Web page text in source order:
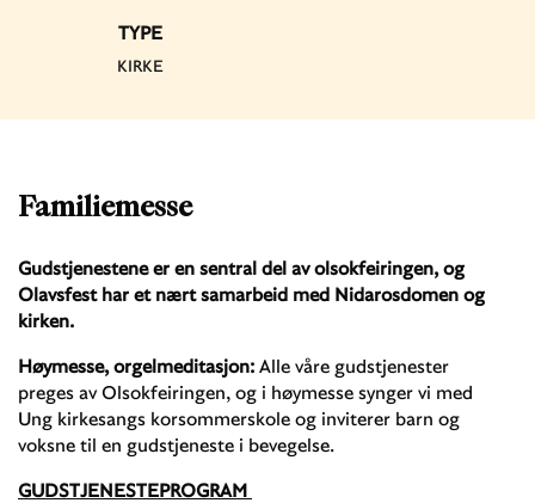
Familiemesse
Gudstjenestene er en sentral del av olsokfeiringen, og
Olavsfest har et nært samarbeid med Nidarosdomen og
kirken.
Høymesse, orgelmeditasjon: Alle våre gudstjenester
preges av Olsokfeiringen, og i høymesse synger vi med
Ung kirkesangs korsommerskole og inviterer barn og
voksne til en gudstjeneste i bevegelse.
GUDSTJENESTEPROGRAM
TYPE
KIRKE